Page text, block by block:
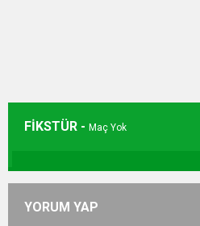
FİKSTÜR - Maç Yok
YORUM YAP